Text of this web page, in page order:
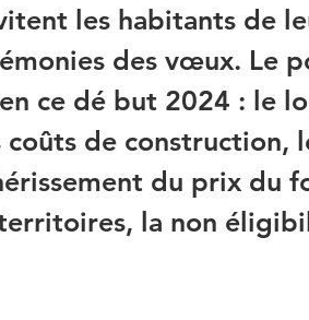
les habitants de
des vœux. Le
ce dé but 2024 : le
de construction,
du prix du
la non